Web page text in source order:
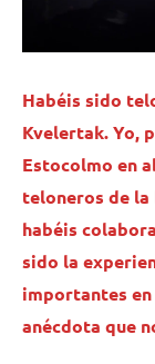
Habéis sido
Kvelertak. Yo,
Estocolmo en
teloneros de la
habéis
sido la
importantes en
anécdota que